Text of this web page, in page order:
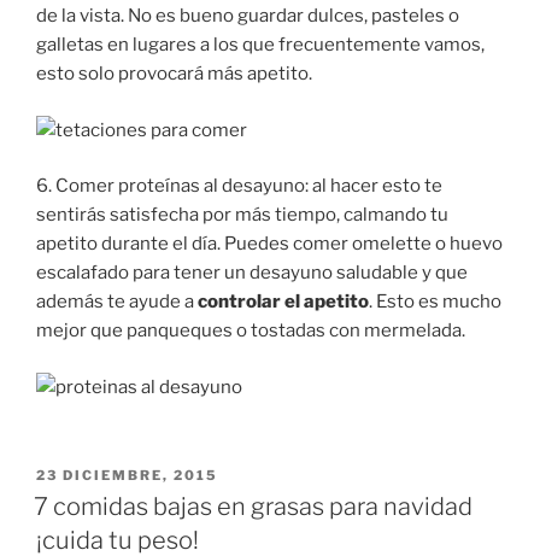
de la vista. No es bueno guardar dulces, pasteles o
galletas en lugares a los que frecuentemente vamos,
esto solo provocará más apetito.
6. Comer proteínas al desayuno: al hacer esto te
sentirás satisfecha por más tiempo, calmando tu
apetito durante el día. Puedes comer omelette o huevo
escalafado para tener un desayuno saludable y que
además te ayude acontrolar el apetito. Esto es mucho
mejor que panqueques o tostadas con mermelada.
PUBLICADO
EN
23 DICIEMBRE, 2015
7 comidas bajas en grasas para navidad
¡cuida tu peso!